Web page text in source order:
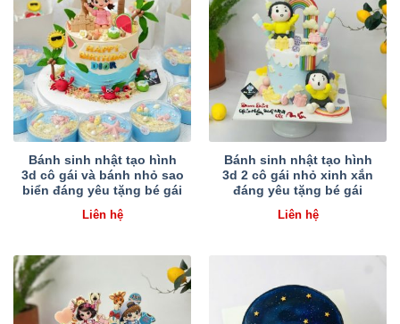
Bánh sinh nhật tạo hình
3d cô gái và bánh nhỏ sao
biển đáng yêu tặng bé gái
Liên hệ
Bánh sinh nhật tạo hình
3d 2 cô gái nhỏ xinh xắn
đáng yêu tặng bé gái
Liên hệ